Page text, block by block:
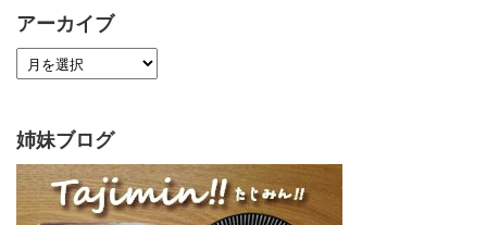
アーカイブ
姉妹ブログ